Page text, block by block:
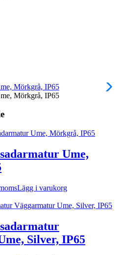
Ume,
Lägg i varukorg
Silver, IP65